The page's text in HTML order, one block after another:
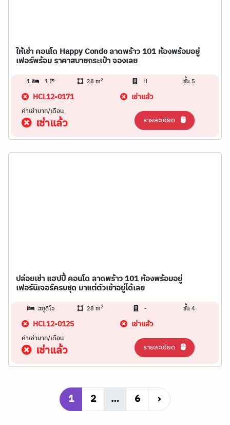
ให้เช่า คอนโด Happy Condo ลาดพร้าว 101 ห้องพร้อมอยู่
เฟอร์พร้อม ราคาสบายกระเป๋า จองเลย
1 1 28 m2 H ชั้น 5
HCL12-0171 เช่าแล้ว
ค่าเช่าบาท/เดือน
เช่าแล้ว รายละเอียด
ปล่อยเช่า แฮปปี้ คอนโด ลาดพร้าว 101 ห้องพร้อมอยู่
เฟอร์นิเจอร์ครบชุด มาแต่ตัวเข้าอยู่ได้เลย
สตูดิโอ 28 m2 - ชั้น 4
HCL12-0125 เช่าแล้ว
ค่าเช่าบาท/เดือน
เช่าแล้ว รายละเอียด
1 2 … 6 ›